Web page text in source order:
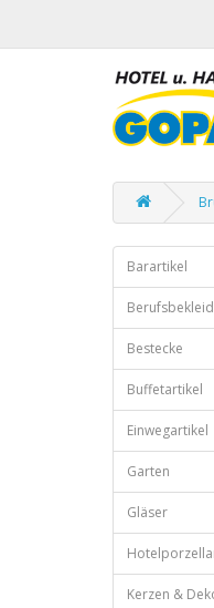
Barartikel
Bestecke
Buffetartikel
Einwegartikel
Garten
Gläser
Kerzen &